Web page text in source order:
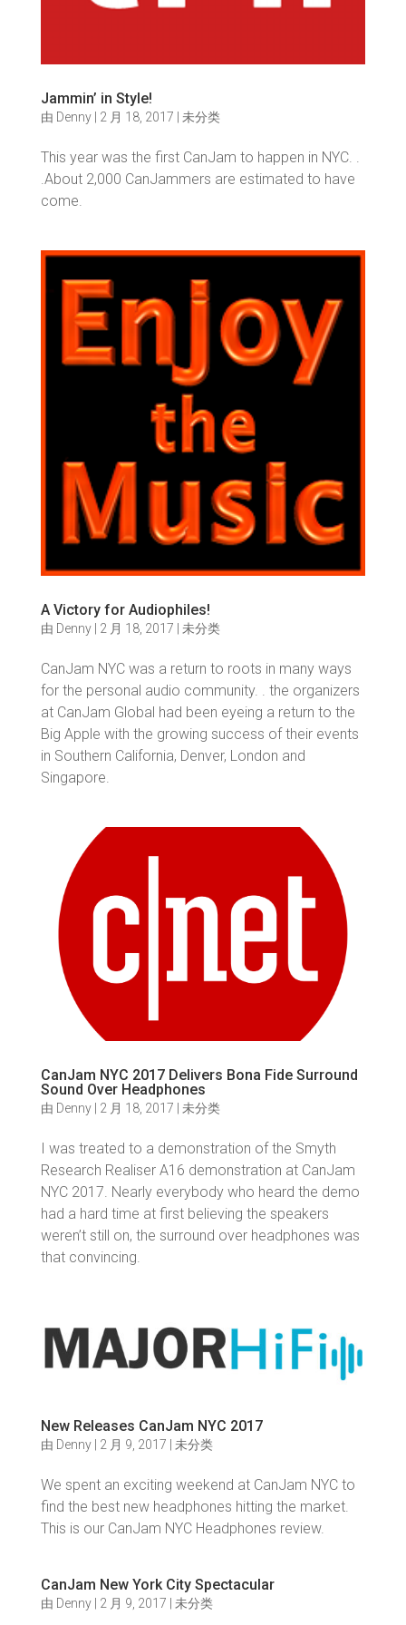
Jammin’ in Style!
由 Denny| 2 月 18, 2017 未分类
This year was the first CanJam to happen in NYC. .
.About 2,000 CanJammers are estimated to have
come.
A Victory for Audiophiles!
由 Denny| 2 月 18, 2017 未分类
CanJam NYC was a return to roots in many ways
for the personal audio community. . the organizers
at CanJam Global had been eyeing a return to the
Big Apple with the growing success of their events
in Southern California, Denver, London and
Singapore.
CanJam NYC 2017 Delivers Bona Fide Surround
Sound Over Headphones
由 Denny| 2 月 18, 2017 未分类
I was treated to a demonstration of the Smyth
Research Realiser A16 demonstration at CanJam
NYC 2017. Nearly everybody who heard the demo
had a hard time at first believing the speakers
weren’t still on, the surround over headphones was
that convincing.
New Releases CanJam NYC 2017
由 Denny| 2 月 9, 2017 未分类
We spent an exciting weekend at CanJam NYC to
find the best new headphones hitting the market.
This is our CanJam NYC Headphones review.
CanJam New York City Spectacular
由 Denny| 2 月 9, 2017 未分类